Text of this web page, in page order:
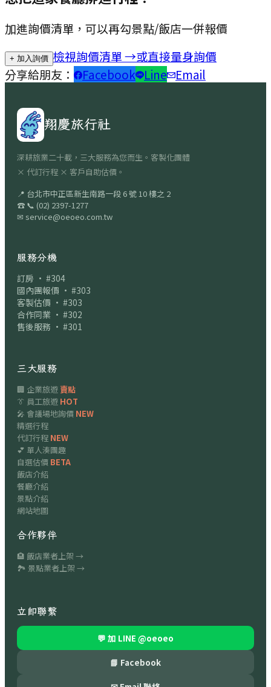
加進詢價清單，可以再勾景點/飯店一併報價
+ 加入詢價 檢視詢價清單 →或直接量身詢價
分享給朋友：
Facebook Line Email
翔慶旅行社
深耕旅業二十載，三大服務為您而生。客製化團體
× 代訂行程 × 客戶自助估價。
📍 台北市中正區新生南路一段 6 號 10 樓之 2
☎ 📞 (02) 2397-1277
✉ service@oeoeo.com.tw
服務分機
訂房 · #304
國內團報價 · #303
客製估價 · #303
合作同業 · #302
售後服務 · #301
三大服務
🏢 企業旅遊賣點
👔 員工旅遊 HOT
🎤 會議場地詢價 NEW
精選行程
代訂行程 NEW
💕 單人湊團趣
自選估價 BETA
飯店介紹
餐廳介紹
景點介紹
網站地圖
合作夥伴
🏨 飯店業者上架 →
🏞 景點業者上架 →
立即聯繫
💬 加 LINE @oeoeo
📘 Facebook